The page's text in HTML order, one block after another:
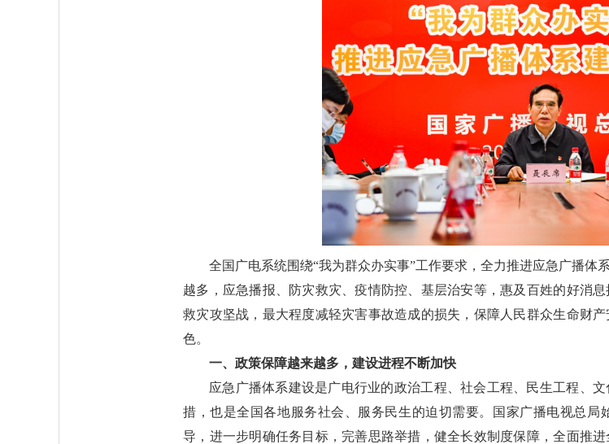
全国广电系统围绕“我为群众办实事”工作要求，全力推进应急广播体
越多，应急播报、防灾救灾、疫情防控、基层治安等，惠及百姓的好消
救灾攻坚战，最大程度减轻灾害事故造成的损失，保障人民群众生命财
色。
一、政策保障越来越多，建设进程不断加快
应急广播体系建设是广电行业的政治工程、社会工程、民生工程、
措，也是全国各地服务社会、服务民生的迫切需要。国家广播电视总
导，进一步明确任务目标，完善思路举措，健全长效制度保障，全面推